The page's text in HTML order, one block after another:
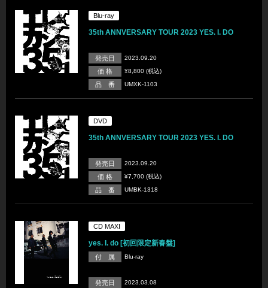
Blu-ray
35th ANNVERSARY TOUR 2023 YES. I. DO
発売日 2023.09.20
価 格 ¥8,800 (税込)
品 番 UMXK-1103
DVD
35th ANNVERSARY TOUR 2023 YES. I. DO
発売日 2023.09.20
価 格 ¥7,700 (税込)
品 番 UMBK-1318
CD MAXI
yes. I. do [初回限定新春盤]
付 属 Blu-ray
発売日 2023.03.08